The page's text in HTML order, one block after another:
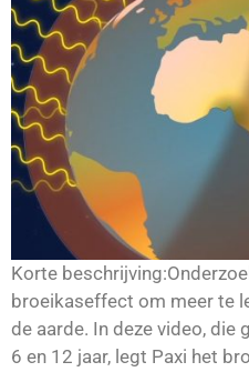
Korte
broeikaseffect om meer te
de aarde. In deze video,
6 en 12 jaar, legt Paxi het